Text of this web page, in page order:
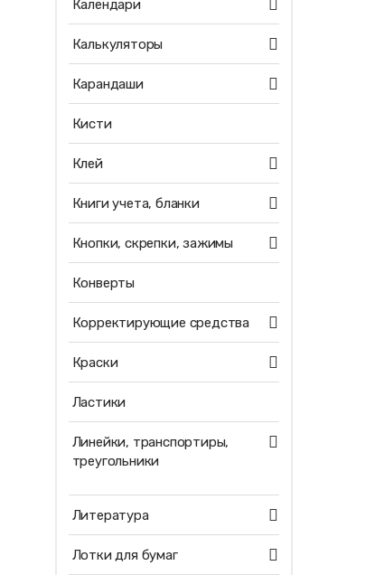
Календари
Калькуляторы
Карандаши
Кисти
Клей
Книги учета, бланки
Кнопки, скрепки, зажимы
Конверты
Корректирующие средства
Краски
Ластики
Линейки, транспортиры,
треугольники
Литература
Лотки для бумаг